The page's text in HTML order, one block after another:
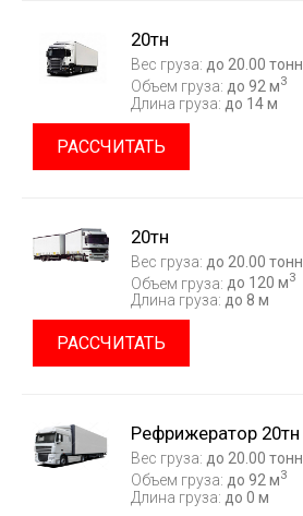
20тн
Вес груза: до 20.00 тонн
Объем груза: до 92 м3
Длина груза: до 14 м
РАССЧИТАТЬ
20тн
Вес груза: до 20.00 тонн
Объем груза: до 120 м3
Длина груза: до 8 м
РАССЧИТАТЬ
Рефрижератор 20тн
Вес груза: до 20.00 тонн
Объем груза: до 92 м3
Длина груза: до 0 м